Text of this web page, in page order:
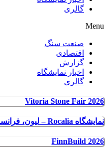
گالری
Menu
صنعت سنگ
اقتصادی
گزارش
اخبار نمایشگاه
گالری
Vitoria Stone Fair 2026
نمایشگاه Rocalia – لیون، فرانسه 2025
FinnBuild 2026